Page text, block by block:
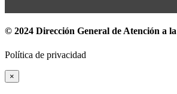
© 2024 Dirección General de Atención a
Política de privacidad
×